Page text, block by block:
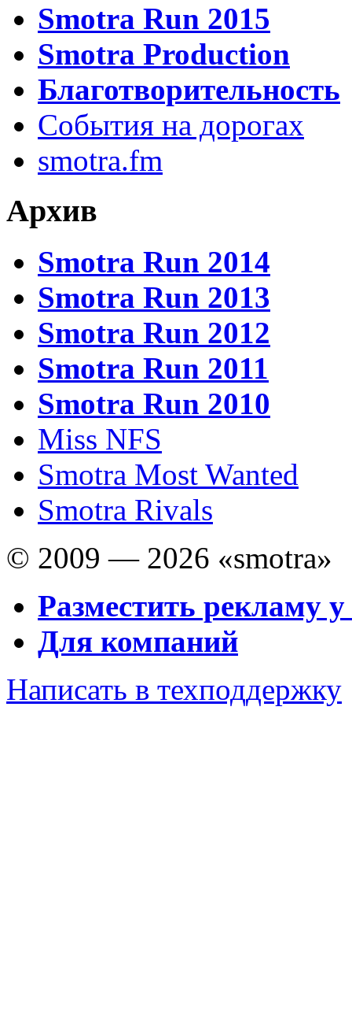
Smotra Run 2015
Smotra Production
Благотворительность
События на дорогах
smotra.fm
Архив
Smotra Run 2014
Smotra Run 2013
Smotra Run 2012
Smotra Run 2011
Smotra Run 2010
Miss NFS
Smotra Most Wanted
Smotra Rivals
© 2009 — 2026 «smotra»
Разместить рекламу у
Для компаний
Написать в техподдержку